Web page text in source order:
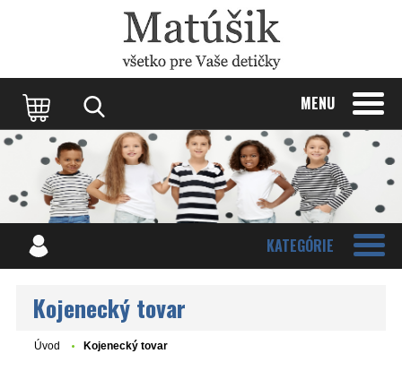
MENU
KATEGÓRIE
Kojenecký tovar
Úvod Kojenecký tovar
Update cookies preferences